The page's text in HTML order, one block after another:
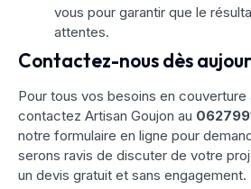
vous pour garantir que le
attentes.
Contactez-nous dès
Pour tous vos besoins en couverture
contactez Artisan Goujon au
notre formulaire en ligne pour
serons ravis de discuter de votre
un devis gratuit et sans engagement.